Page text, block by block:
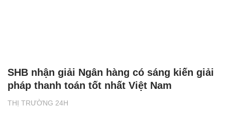
THỊ TRƯỜNG 24H
SHB nhận giải Ngân hàng có sáng kiến giải
pháp thanh toán tốt nhất Việt Nam